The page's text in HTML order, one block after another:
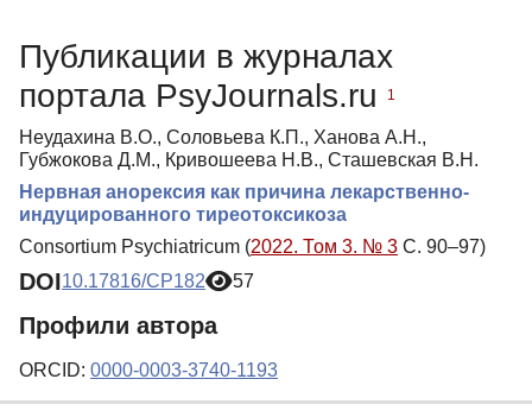
Публикации в журналах
портала PsyJournals.ru
1
Неудахина В.О., Соловьева К.П., Ханова А.Н.,
Губжокова Д.М., Кривошеева Н.В., Сташевская В.Н.
Нервная анорексия как причина лекарственно-
индуцированного тиреотоксикоза
Consortium Psychiatricum (2022. Том 3. № 3 С. 90–97)
DOI10.17816/CP182 57
Профили автора
ORCID: 0000-0003-3740-1193